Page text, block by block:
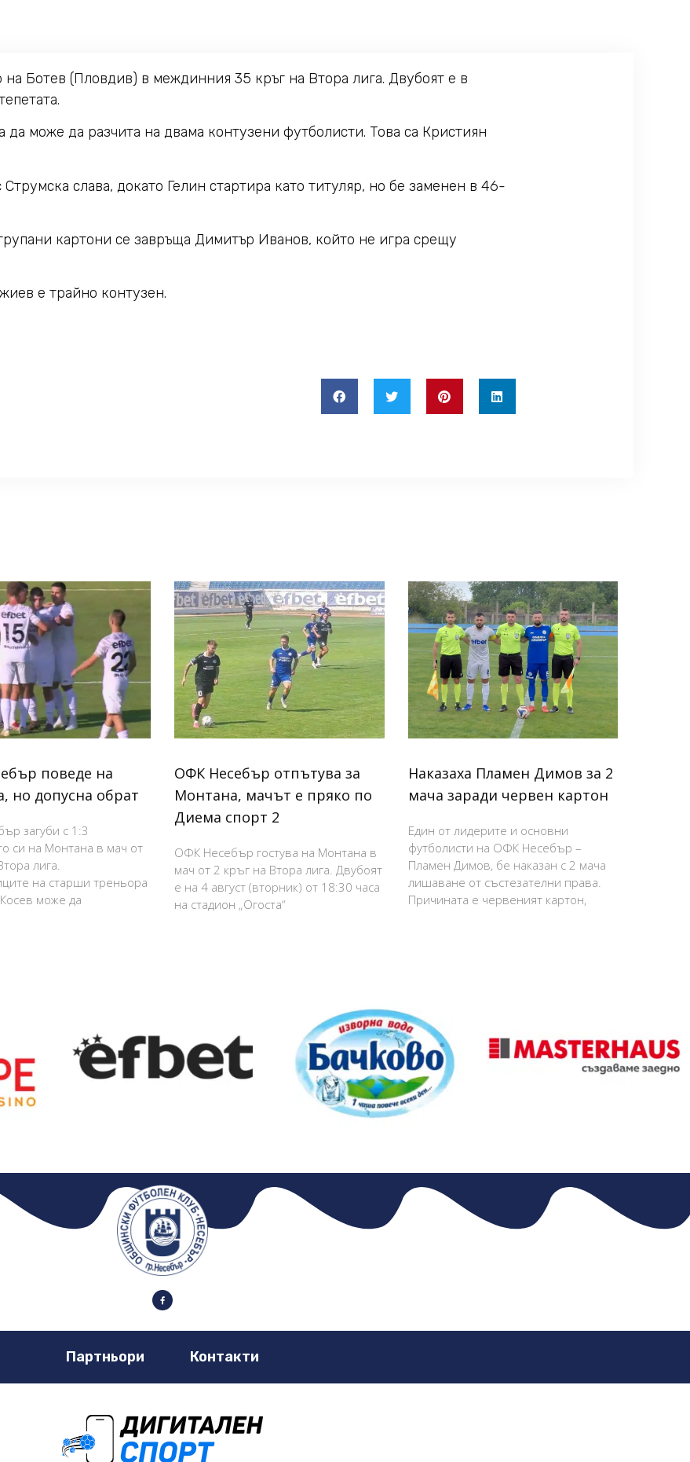
Ботев (Пловдив) в междинния 35 кръг на Втора лига. Двубоят е в
може да разчита на двама контузени футболисти. Това са Кристиян
слава, докато Гелин стартира като титуляр, но бе заменен в 46-
картони се завръща Димитър Иванов, който не игра срещу
е трайно контузен.
поведе на
но допусна обрат
загуби с 1:3
си на Монтана в мач от
лига.
на старши треньора
може да
ОФК Несебър отпътува за
Монтана, мачът е пряко по
Диема спорт 2
ОФК Несебър гостува на Монтана в
мач от 2 кръг на Втора лига. Двубоят
е на 4 август (вторник) от 18:30 часа
на стадион „Огоста“
Наказаха Пламен Димов за 2
мача заради червен картон
Един от лидерите и основни
футболисти на ОФК Несебър –
Пламен Димов, бе наказан с 2 мача
лишаване от състезателни права.
Причината е червеният картон,
Партньори Контакти